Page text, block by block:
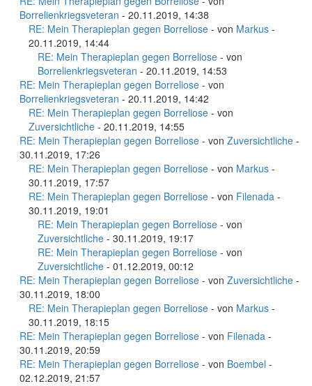
Borrelienkriegsveteran - 20.11.2019, 14:38
RE: Mein Therapieplan gegen Borreliose - von Markus -
20.11.2019, 14:44
RE: Mein Therapieplan gegen Borreliose - von
Borrelienkriegsveteran - 20.11.2019, 14:53
RE: Mein Therapieplan gegen Borreliose - von
Borrelienkriegsveteran - 20.11.2019, 14:42
RE: Mein Therapieplan gegen Borreliose - von
Zuversichtliche - 20.11.2019, 14:55
RE: Mein Therapieplan gegen Borreliose - von Zuversichtliche -
30.11.2019, 17:26
RE: Mein Therapieplan gegen Borreliose - von Markus -
30.11.2019, 17:57
RE: Mein Therapieplan gegen Borreliose - von Filenada -
30.11.2019, 19:01
RE: Mein Therapieplan gegen Borreliose - von
Zuversichtliche - 30.11.2019, 19:17
RE: Mein Therapieplan gegen Borreliose - von
Zuversichtliche - 01.12.2019, 00:12
RE: Mein Therapieplan gegen Borreliose - von Zuversichtliche -
30.11.2019, 18:00
RE: Mein Therapieplan gegen Borreliose - von Markus -
30.11.2019, 18:15
RE: Mein Therapieplan gegen Borreliose - von Filenada -
30.11.2019, 20:59
RE: Mein Therapieplan gegen Borreliose - von Boembel -
02.12.2019, 21:57